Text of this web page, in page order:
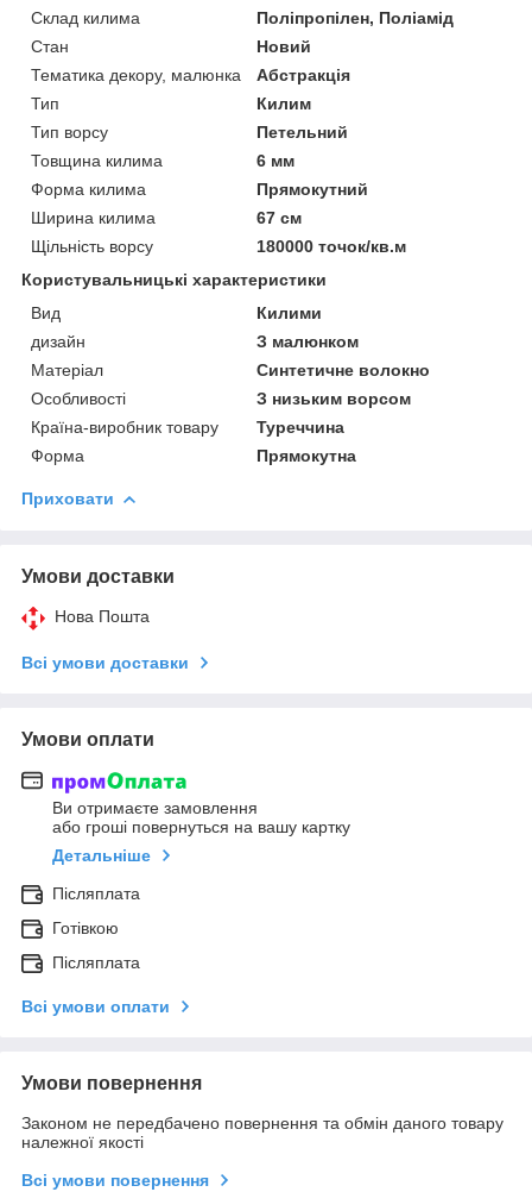
Склад килима
Поліпропілен, Поліамід
Стан
Новий
Тематика декору, малюнка
Абстракція
Тип
Килим
Тип ворсу
Петельний
Товщина килима
6 мм
Форма килима
Прямокутний
Ширина килима
67 см
Щільність ворсу
180000 точок/кв.м
Користувальницькі характеристики
Вид
Килими
дизайн
З малюнком
Матеріал
Синтетичне волокно
Особливості
З низьким ворсом
Країна-виробник товару
Туреччина
Форма
Прямокутна
Приховати
Умови доставки
Нова Пошта
Всі умови доставки
Умови оплати
Ви отримаєте замовлення
або гроші повернуться на вашу картку
Детальніше
Післяплата
Готівкою
Післяплата
Всі умови оплати
Умови повернення
Законом не передбачено повернення та обмін даного товару
належної якості
Всі умови повернення